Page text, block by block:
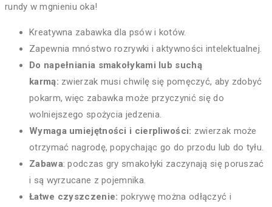
rundy w mgnieniu oka!
Kreatywna zabawka dla psów i kotów.
Zapewnia mnóstwo rozrywki i aktywności intelektualnej.
Do napełniania smakołykami lub suchą
karmą: zwierzak musi chwilę się pomęczyć, aby zdobyć
pokarm, więc zabawka może przyczynić się do
wolniejszego spożycia jedzenia.
Wymaga umiejętności i cierpliwości: zwierzak może
otrzymać nagrodę, popychając go do przodu lub do tyłu.
Zabawa: podczas gry smakołyki zaczynają się poruszać
i są wyrzucane z pojemnika.
Łatwe czyszczenie: pokrywę można odłączyć i